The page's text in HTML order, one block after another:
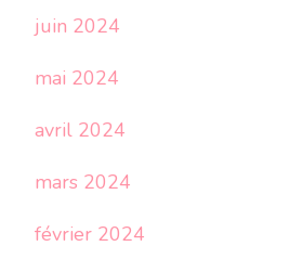
juin 2024
mai 2024
avril 2024
mars 2024
février 2024